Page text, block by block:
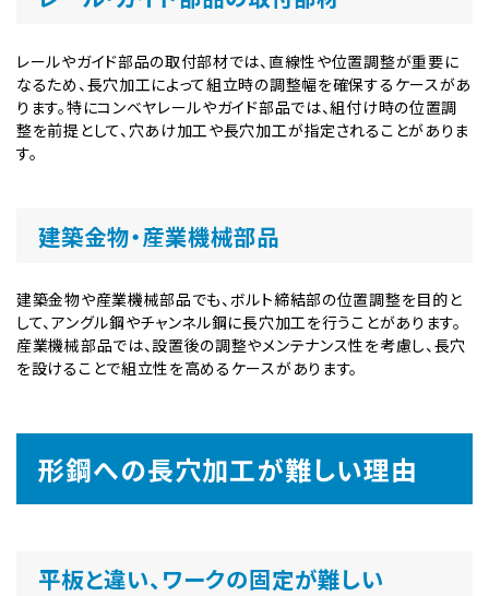
レールやガイド部品の取付部材では、直線性や位置調整が重要に
なるため、長穴加工によって組立時の調整幅を確保するケースがあ
ります。特にコンベヤレールやガイド部品では、組付け時の位置調
整を前提として、穴あけ加工や長穴加工が指定されることがありま
す。
建築金物・産業機械部品
建築金物や産業機械部品でも、ボルト締結部の位置調整を目的と
して、アングル鋼やチャンネル鋼に長穴加工を行うことがあります。
産業機械部品では、設置後の調整やメンテナンス性を考慮し、長穴
を設けることで組立性を高めるケースがあります。
形鋼への長穴加工が難しい理由
平板と違い、ワークの固定が難しい